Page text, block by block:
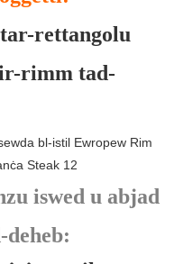
rettangolu
rimm tad-
iswed u abjad